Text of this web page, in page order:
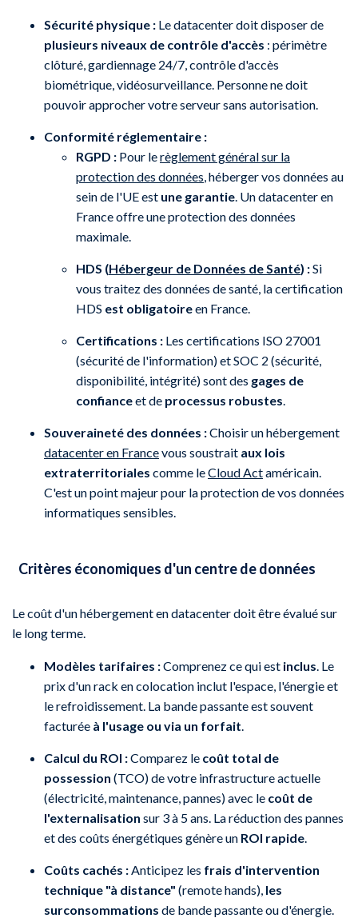
Sécurité physique : Le datacenter doit disposer de
plusieurs niveaux de contrôle d'accès : périmètre
clôturé, gardiennage 24/7, contrôle d'accès
biométrique, vidéosurveillance. Personne ne doit
pouvoir approcher votre serveur sans autorisation.
Conformité réglementaire :
RGPD : Pour lerèglement général sur la
protection des données, héberger vos données au
sein de l'UE est une garantie. Un datacenter en
France offre une protection des données
maximale.
HDS (Hébergeur de Données de Santé) :Si
vous traitez des données de santé, la certification
HDS est obligatoireen France.
Certifications : Les certifications ISO 27001
(sécurité de l'information) et SOC 2 (sécurité,
disponibilité, intégrité) sont des gages de
confianceet de processus robustes.
Souveraineté des données :Choisir un hébergement
datacenter en Francevous soustrait aux lois
extraterritoriales comme leCloud Actaméricain.
C'est un point majeur pour la protection de vos données
informatiques sensibles.
Critères économiques d'un centre de données
Le coût d'un hébergement en datacenter doit être évalué sur
le long terme.
Modèles tarifaires :Comprenez ce qui est inclus. Le
prix d'un rack en colocation inclut l'espace, l'énergie et
le refroidissement. La bande passante est souvent
facturée à l'usage ou via un forfait.
Calcul du ROI :Comparez le coût total de
possession (TCO) de votre infrastructure actuelle
(électricité, maintenance, pannes) avec le coût de
l'externalisation sur 3 à 5 ans. La réduction des pannes
et des coûts énergétiques génère un ROI rapide.
Coûts cachés :Anticipez les frais d'intervention
technique "à distance" (remote hands), les
surconsommations de bande passante ou d'énergie.